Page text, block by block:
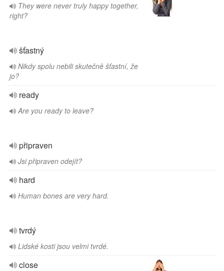
They were never truly happy together,
right?
šťastný
Nikdy spolu nebili skutečně šťastní, že
jo?
ready
Are you ready to leave?
připraven
Jsi připraven odejít?
hard
Human bones are very hard.
tvrdý
Lidské kosti jsou velmi tvrdé.
close